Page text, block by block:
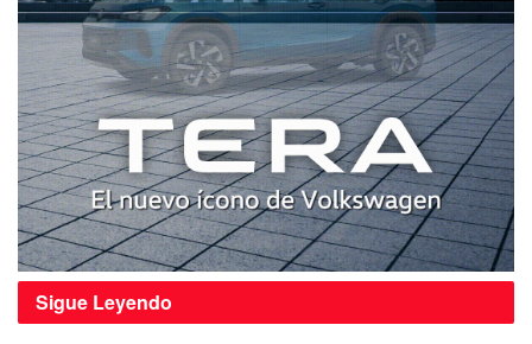
Sigue Leyendo